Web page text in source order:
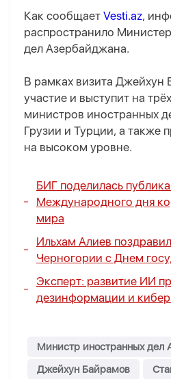
Как сообщает Vesti.az,
распространило
дел Азербайджана.
В рамках визита Джейхун
участие и выступит на
министров иностранных
Грузии и Турции, а также
на высоком уровне.
БИГ поделилась
Международного дня
мира
Ильхам Алиев
Черногории с Днем
Эксперт: развитие ИИ
дезинформации и
Министр иностранных дел
Джейхун Байрамов